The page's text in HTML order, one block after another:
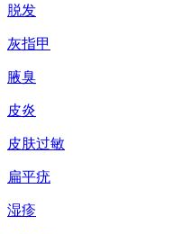
脱发
灰指甲
腋臭
皮炎
皮肤过敏
扁平疣
湿疹